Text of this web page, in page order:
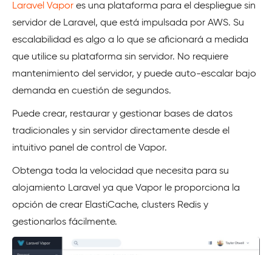
Laravel Vapor es una plataforma para el despliegue sin
servidor de Laravel, que está impulsada por AWS. Su
escalabilidad es algo a lo que se aficionará a medida
que utilice su plataforma sin servidor. No requiere
mantenimiento del servidor, y puede auto-escalar bajo
demanda en cuestión de segundos.
Puede crear, restaurar y gestionar bases de datos
tradicionales y sin servidor directamente desde el
intuitivo panel de control de Vapor.
Obtenga toda la velocidad que necesita para su
alojamiento Laravel ya que Vapor le proporciona la
opción de crear ElastiCache, clusters Redis y
gestionarlos fácilmente.